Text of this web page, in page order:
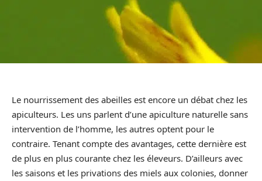
Le nourrissement des abeilles est encore un débat chez les
apiculteurs. Les uns parlent d’une apiculture naturelle sans
intervention de l’homme, les autres optent pour le
contraire. Tenant compte des avantages, cette dernière est
de plus en plus courante chez les éleveurs. D’ailleurs avec
les saisons et les privations des miels aux colonies, donner